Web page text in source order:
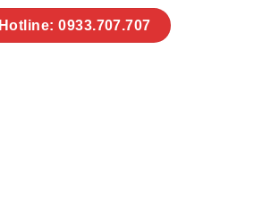
Hotline: 0933.707.707